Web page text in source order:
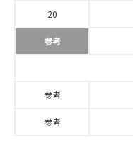
20
参考
参考
参考